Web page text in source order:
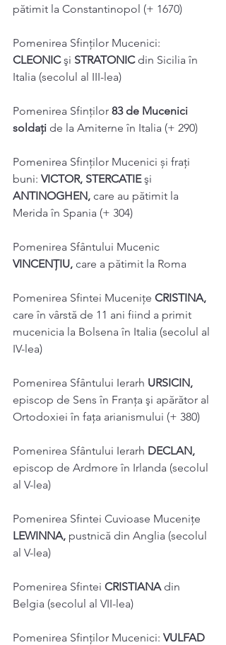
pătimit la Constantinopol (+ 1670)
Pomenirea Sfinţilor Mucenici:
CLEONIC şi STRATONIC din Sicilia în
Italia (secolul al III-lea)
Pomenirea Sfinţilor 83 de Mucenici
soldaţi de la Amiterne în Italia (+ 290)
Pomenirea Sfinţilor Mucenici și frați
buni: VICTOR, STERCATIE şi
ANTINOGHEN, care au pătimit la
Merida în Spania (+ 304)
Pomenirea Sfântului Mucenic
VINCENȚIU, care a pătimit la Roma
Pomenirea Sfintei Muceniţe CRISTINA,
care în vârstă de 11 ani fiind a primit
mucenicia la Bolsena în Italia (secolul al
IV-lea)
Pomenirea Sfântului Ierarh URSICIN,
episcop de Sens în Franța şi apărător al
Ortodoxiei în fața arianismului (+ 380)
Pomenirea Sfântului Ierarh DECLAN,
episcop de Ardmore în Irlanda (secolul
al V-lea)
Pomenirea Sfintei Cuvioase Muceniţe
LEWINNA, pustnică din Anglia (secolul
al V-lea)
Pomenirea Sfintei CRISTIANA din
Belgia (secolul al VII-lea)
Pomenirea Sfinţilor Mucenici: VULFAD